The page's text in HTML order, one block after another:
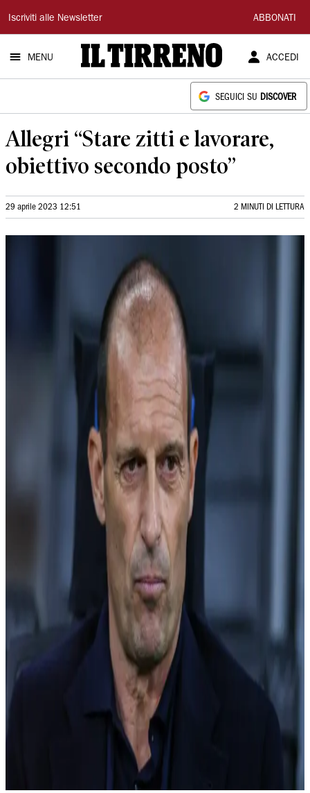
Il
Tirreno
Iscriviti alle Newsletter ABBONATI
MENU ACCEDI
SEGUICI SU DISCOVER
Allegri “Stare zitti e lavorare,
obiettivo secondo posto”
29 aprile 2023 12:51 2 MINUTI DI LETTURA